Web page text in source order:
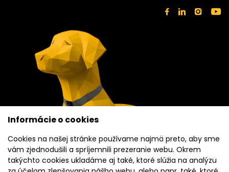
Informácie o cookies
Cookies na našej stránke používame najmä preto, aby sme
vám zjednodušili a spríjemnili prezeranie webu. Okrem
takýchto cookies ukladáme aj také, ktoré slúžia na analýzu